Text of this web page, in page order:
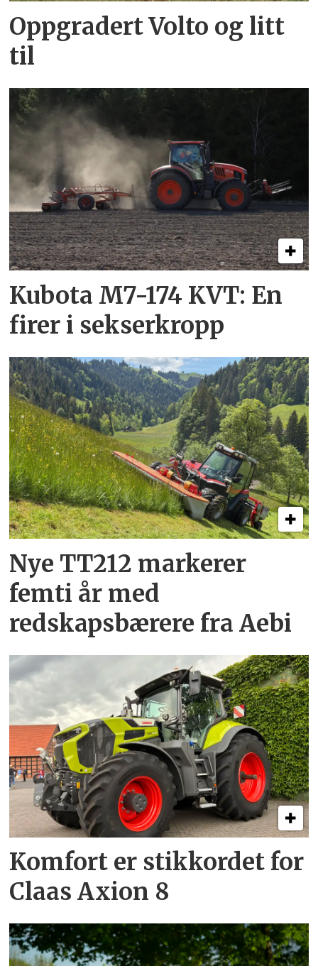
Oppgradert Volto og litt
til
Kubota M7-174 KVT: En
firer i sekserkropp
Nye TT212 markerer
femti år­ med
redskapsbærere fra Aebi
Komfort er stikkordet for
Claas Axion 8